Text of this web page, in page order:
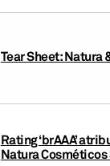
Tear Sheet: Natura
Rating ‘brAAA’
Natura Cosméticos